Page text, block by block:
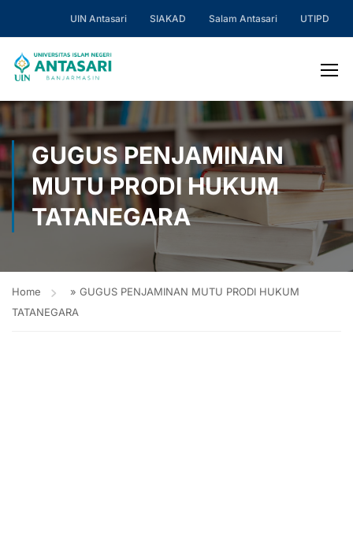
UIN Antasari SIAKAD Salam Antasari UTIPD
GUGUS PENJAMINAN
MUTU PRODI HUKUM
TATANEGARA
Home » GUGUS PENJAMINAN MUTU PRODI HUKUM
TATANEGARA